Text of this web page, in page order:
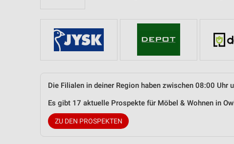
Die Filialen in deiner Region haben zwischen 08:00 Uhr
Es gibt 17 aktuelle Prospekte für Möbel & Wohnen in
ZU DEN PROSPEKTEN